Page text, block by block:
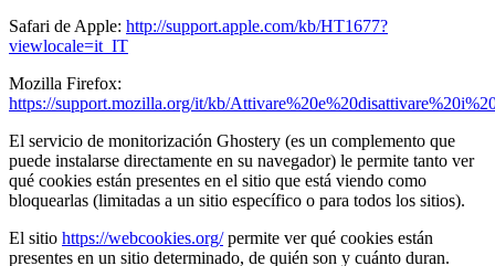
Safari de Apple: http://support.apple.com/kb/HT1677?
viewlocale=it_IT
Mozilla Firefox:
https://support.mozilla.org/it/kb/
El servicio de monitorización Ghostery (es un complemento que
puede instalarse directamente en su navegador) le permite tanto ver
qué cookies están presentes en el sitio que está viendo como
bloquearlas (limitadas a un sitio específico o para todos los sitios).
El sitio https://webcookies.org/permite ver qué cookies están
presentes en un sitio determinado, de quién son y cuánto duran.